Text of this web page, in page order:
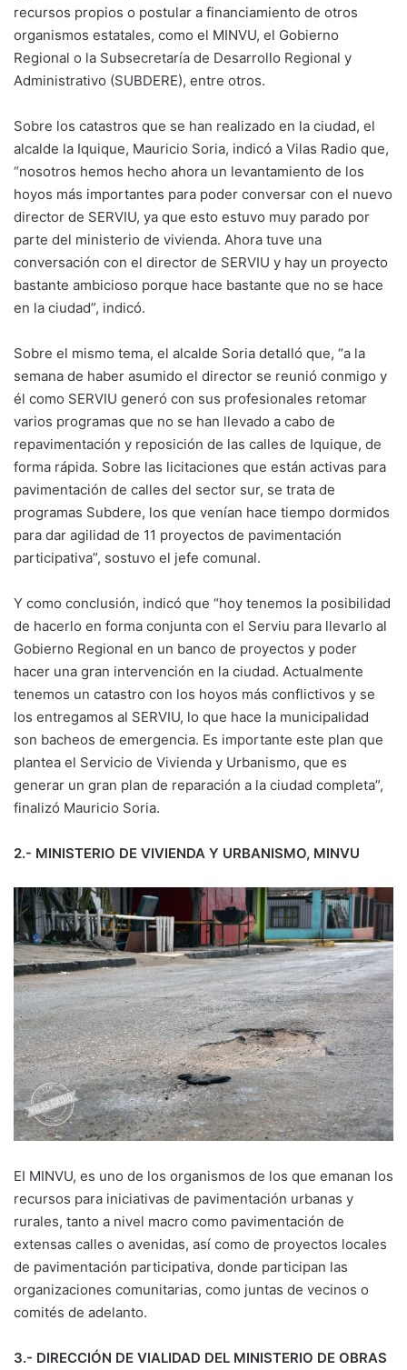
recursos propios o postular a financiamiento de otros
organismos estatales, como el MINVU, el Gobierno
Regional o la Subsecretaría de Desarrollo Regional y
Administrativo (SUBDERE), entre otros.
Sobre los catastros que se han realizado en la ciudad, el
alcalde la Iquique, Mauricio Soria, indicó a Vilas Radio que,
“nosotros hemos hecho ahora un levantamiento de los
hoyos más importantes para poder conversar con el nuevo
director de SERVIU, ya que esto estuvo muy parado por
parte del ministerio de vivienda. Ahora tuve una
conversación con el director de SERVIU y hay un proyecto
bastante ambicioso porque hace bastante que no se hace
en la ciudad”, indicó.
Sobre el mismo tema, el alcalde Soria detalló que, “a la
semana de haber asumido el director se reunió conmigo y
él como SERVIU generó con sus profesionales retomar
varios programas que no se han llevado a cabo de
repavimentación y reposición de las calles de Iquique, de
forma rápida. Sobre las licitaciones que están activas para
pavimentación de calles del sector sur, se trata de
programas Subdere, los que venían hace tiempo dormidos
para dar agilidad de 11 proyectos de pavimentación
participativa”, sostuvo el jefe comunal.
Y como conclusión, indicó que “hoy tenemos la posibilidad
de hacerlo en forma conjunta con el Serviu para llevarlo al
Gobierno Regional en un banco de proyectos y poder
hacer una gran intervención en la ciudad. Actualmente
tenemos un catastro con los hoyos más conflictivos y se
los entregamos al SERVIU, lo que hace la municipalidad
son bacheos de emergencia. Es importante este plan que
plantea el Servicio de Vivienda y Urbanismo, que es
generar un gran plan de reparación a la ciudad completa”,
finalizó Mauricio Soria.
2.- MINISTERIO DE VIVIENDA Y URBANISMO, MINVU
EI MINVU, es uno de los organismos de los que emanan los
recursos para iniciativas de pavimentación urbanas y
rurales, tanto a nivel macro como pavimentación de
extensas calles o avenidas, así como de proyectos locales
de pavimentación participativa, donde participan las
organizaciones comunitarias, como juntas de vecinos o
comités de adelanto.
3.- DIRECCIÓN DE VIALIDAD DEL MINISTERIO DE OBRAS